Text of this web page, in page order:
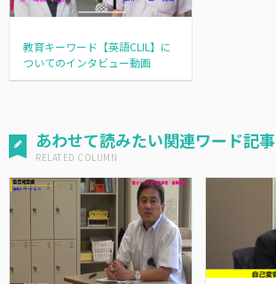
教育キーワード【英語CLIL】に
ついてのインタビュー動画
あわせて読みたい関連ワード記事